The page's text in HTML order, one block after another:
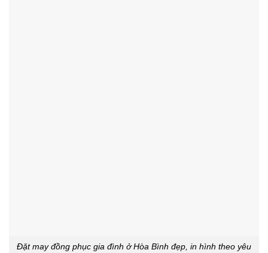
Đặt may đồng phục gia đình ở Hòa Bình đẹp, in hình theo yêu